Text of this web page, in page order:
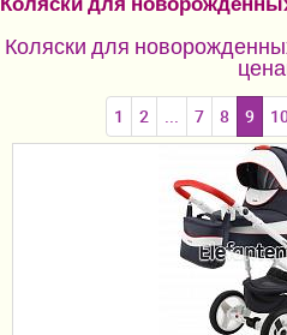
Детский транспорт
Летние товары
Мебель и аксессуары
Постельные принадлежности
Коляски для
1 2 ... 7 8 9